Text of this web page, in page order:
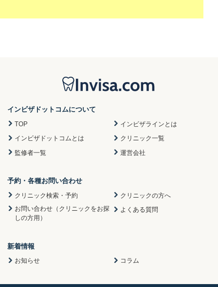
インビザドットコムについて
TOP
インビザラインとは
インビザドットコムとは
クリニック一覧
監修者一覧
運営会社
予約・各種お問い合わせ
クリニック検索・予約
クリニックの方へ
お問い合わせ（クリニックをお探
しの方用）
よくある質問
新着情報
お知らせ コラム